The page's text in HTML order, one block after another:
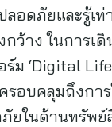
อดภัยและรู้เ
ว้าง ในการ
‘Digital
อบคลุมถึงกา
ในด้านทรัพย์